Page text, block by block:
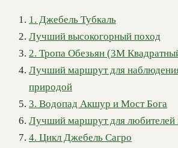
1. Джебель Тубкаль
Лучший высокогорный поход
2. Тропа Обезьян (3М
Лучший маршрут для
природой
3. Водопад Акшур и Мост Бога
Лучший маршрут для любителей
4. Цикл Джебель Сагро